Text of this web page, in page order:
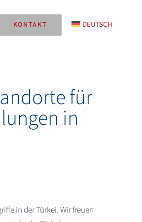
KONTAKT DEUTSCH
für
in
in der Türkei. Wir freuen